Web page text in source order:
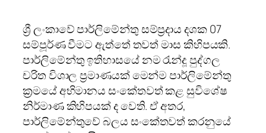
ශ්‍රී ලංකාවේ පාර්ලිමේන්තු සම්ප්‍රදාය දශක 07
සම්පූර්ණ වීමට ඇත්තේ තවත් මාස කිහිපයකි.
පාර්ලිමේන්තු ඉතිහාසයේ නම රැන්දූ පුද්ගල
චරිත විශාල ප්‍රමාණයක් මෙන්ම පාර්ලිමේන්තු
ක්‍රමයේ අභිමානය සංකේතවත් කළ සුවිශේෂ
නිර්මාණ කිහිපයක් ද වෙති. ඒ අතර,
පාර්ලිමේන්තුවේ බලය සංකේතවත් කරනුයේ